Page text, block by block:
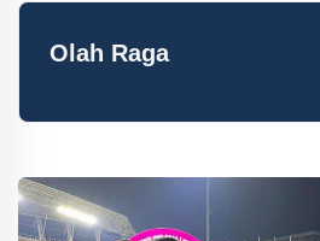
Olah Raga